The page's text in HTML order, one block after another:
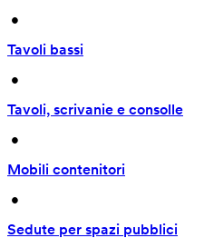
•
Tavoli bassi
•
Tavoli, scrivanie e consolle
•
Mobili contenitori
•
Sedute per spazi pubblici